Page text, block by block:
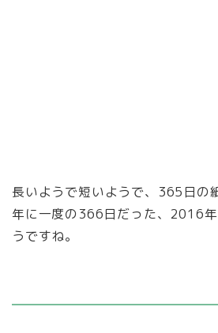
長いようで短いようで、365日の
年に一度の366日だった、2016
うですね。